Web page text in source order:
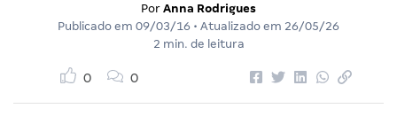
Por Anna Rodrigues
Publicado em 09/03/16 • Atualizado em 26/05/26
2 min. de leitura
0 0